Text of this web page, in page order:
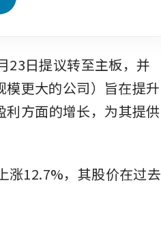
23日提议转至主板，并
模更大的公司）旨在提升
方面的增长，为其提供
涨12.7%，其股价在过去